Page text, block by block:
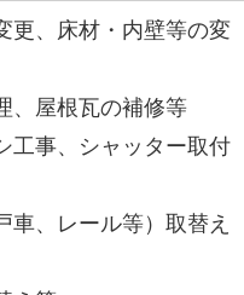
更、床材・内壁等の変
、屋根瓦の補修等
工事、シャッター取付
車、レール等）取替え